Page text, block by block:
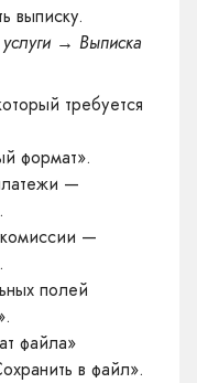
выписку.
→ Выписка
требуется
формат».
—
комиссии —
полей
файла»
в файл».